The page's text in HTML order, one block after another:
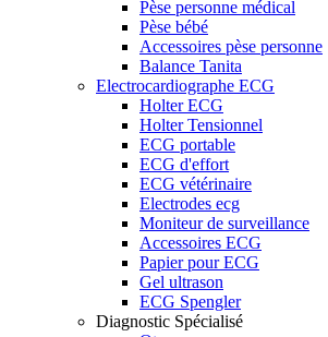
Pèse personne médical
Pèse bébé
Accessoires pèse personne
Balance Tanita
Electrocardiographe ECG
Holter ECG
Holter Tensionnel
ECG portable
ECG d'effort
ECG vétérinaire
Electrodes ecg
Moniteur de surveillance
Accessoires ECG
Papier pour ECG
Gel ultrason
ECG Spengler
Diagnostic Spécialisé